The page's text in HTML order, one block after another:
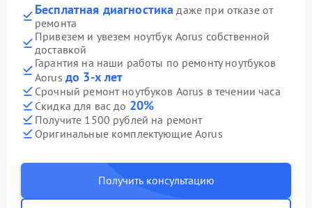
Бесплатная диагностика даже при отказе от
ремонта
Привезем и увезем ноутбук Aorus собственной
доставкой
Гарантия на наши работы по ремонту ноутбуков
Aorus до 3-х лет
Срочный ремонт ноутбуков Aorus в течении часа
Скидка для вас до 20%
Получите 1500 рублей на ремонт
Оригинальные комплектующие Aorus
Получить консультацию